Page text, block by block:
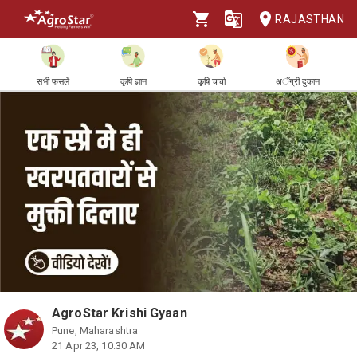
RAJASTHAN
सभी फसलें कृषि ज्ञान कृषि चर्चा अॅग्री दुकान
AgroStar Krishi Gyaan
Pune, Maharashtra
21 Apr 23, 10:30 AM